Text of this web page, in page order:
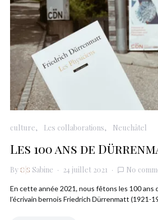
culture Les collaborations Neuchâtel
Les 100 ans de
By Sabine 24 juillet 2021 No
En cette année 2021, nous fêtons les 100 ans
l’écrivain bernois Friedrich Dürrenmatt (1921-